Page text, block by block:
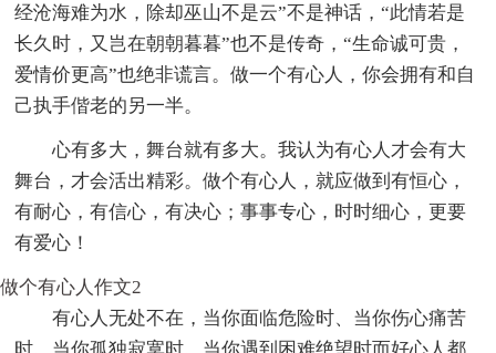
经沧海难为水，除却巫山不是云”不是神话，“此情若是
长久时，又岂在朝朝暮暮”也不是传奇，“生命诚可贵，
爱情价更高”也绝非谎言。做一个有心人，你会拥有和自
己执手偕老的另一半。
心有多大，舞台就有多大。我认为有心人才会有大
舞台，才会活出精彩。做个有心人，就应做到有恒心，
有耐心，有信心，有决心；事事专心，时时细心，更要
有爱心！
做个有心人作文2
有心人无处不在，当你面临危险时、当你伤心痛苦
时、当你孤独寂寞时、当你遇到困难绝望时而好心人都